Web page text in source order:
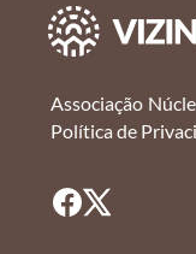
Associação
Política de